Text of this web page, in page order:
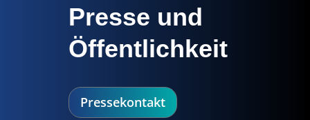
Presse und
Öffentlichkeit
Pressekontakt